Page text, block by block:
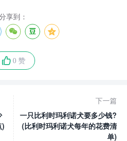
享到：
0 赞
)
下一篇
一只比利时玛利诺犬要多少钱?
(比利时玛利诺犬每年的花费清
单)